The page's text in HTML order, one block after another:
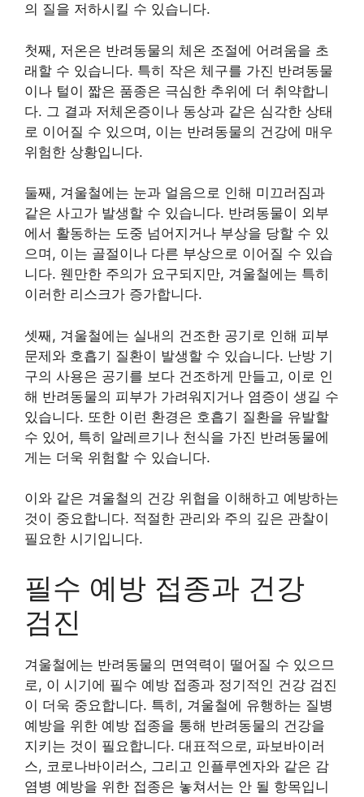
의 질을 저하시킬 수 있습니다.
첫째, 저온은 반려동물의 체온 조절에 어려움을 초
래할 수 있습니다. 특히 작은 체구를 가진 반려동물
이나 털이 짧은 품종은 극심한 추위에 더 취약합니
다. 그 결과 저체온증이나 동상과 같은 심각한 상태
로 이어질 수 있으며, 이는 반려동물의 건강에 매우
위험한 상황입니다.
둘째, 겨울철에는 눈과 얼음으로 인해 미끄러짐과
같은 사고가 발생할 수 있습니다. 반려동물이 외부
에서 활동하는 도중 넘어지거나 부상을 당할 수 있
으며, 이는 골절이나 다른 부상으로 이어질 수 있습
니다. 웬만한 주의가 요구되지만, 겨울철에는 특히
이러한 리스크가 증가합니다.
셋째, 겨울철에는 실내의 건조한 공기로 인해 피부
문제와 호흡기 질환이 발생할 수 있습니다. 난방 기
구의 사용은 공기를 보다 건조하게 만들고, 이로 인
해 반려동물의 피부가 가려워지거나 염증이 생길 수
있습니다. 또한 이런 환경은 호흡기 질환을 유발할
수 있어, 특히 알레르기나 천식을 가진 반려동물에
게는 더욱 위험할 수 있습니다.
이와 같은 겨울철의 건강 위협을 이해하고 예방하는
것이 중요합니다. 적절한 관리와 주의 깊은 관찰이
필요한 시기입니다.
필수 예방 접종과 건강
검진
겨울철에는 반려동물의 면역력이 떨어질 수 있으므
로, 이 시기에 필수 예방 접종과 정기적인 건강 검진
이 더욱 중요합니다. 특히, 겨울철에 유행하는 질병
예방을 위한 예방 접종을 통해 반려동물의 건강을
지키는 것이 필요합니다. 대표적으로, 파보바이러
스, 코로나바이러스, 그리고 인플루엔자와 같은 감
염병 예방을 위한 접종은 놓쳐서는 안 될 항목입니